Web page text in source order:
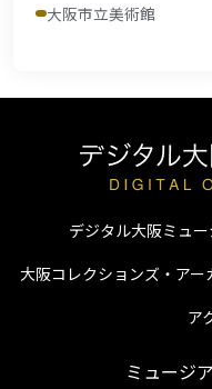
大阪市立美術館
デジタル大阪ミュ
大阪コレクションズ・アー
ア
ミュージ